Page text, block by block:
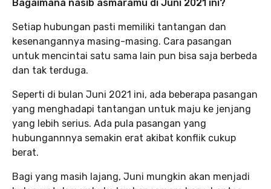
Bagaimana nasib asmaramu di Juni 2021 ini?
Setiap hubungan pasti memiliki tantangan dan
kesenangannya masing-masing. Cara pasangan
untuk mencintai satu sama lain pun bisa saja berbeda
dan tak terduga.
Seperti di bulan Juni 2021 ini, ada beberapa pasangan
yang menghadapi tantangan untuk maju ke jenjang
yang lebih serius. Ada pula pasangan yang
hubungannnya semakin erat akibat konflik cukup
berat.
Bagi yang masih lajang, Juni mungkin akan menjadi